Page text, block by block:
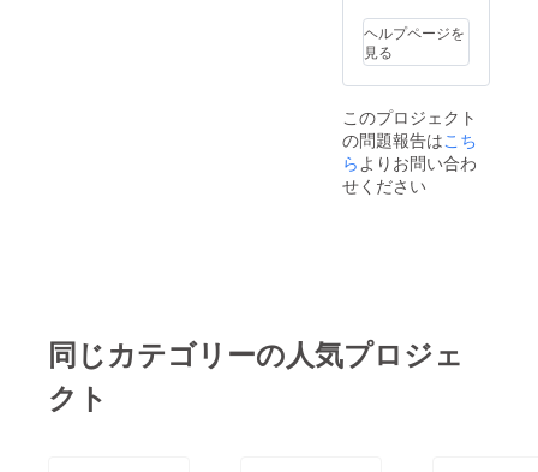
3.5%
コバル
ト10%
です。
ヘルプページを
見る
このプロジェクト
の問題報告はこち
ら よりお問い合わ
せください
同じカテゴリーの人気プロジェ
クト